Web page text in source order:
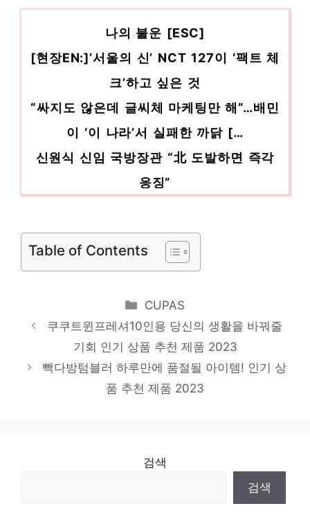
기 상품 추천 제품 2023
나의 불운 [ESC]
[현장EN:]’서울의 신’ NCT 127이 ‘팩트 체
크’하고 싶은 것
“싸지도 않은데 글씨체 마케팅만 해”…배민
이 ‘이 나라’서 실패한 까닭 […
신원식 신임 국방장관 “北 도발하면 즉각
응징”
尹대통령, 신원식 국방·유인촌 문화체육관
‘신의 직장’ 인천국제공항공사, 신입 38명
뽑는다
[NF포토] 신이나, ‘동작도 예쁘게~'(퓨어엘
리트 코리아)
Table of Contents
Categories
CUPAS
쿠쿠트윈프레셔10인용 당신의 생활을 바꿔줄
기회 인기 상품 추천 제품 2023
빽다방텀블러 하루만에 품절될 아이템! 인기 상
품 추천 제품 2023
검색
검색